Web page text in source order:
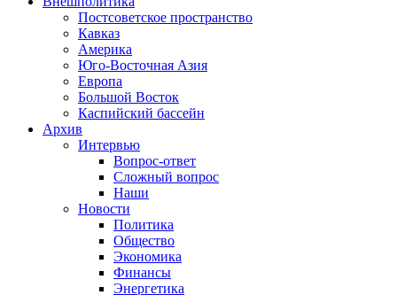
Постсоветское пространство
Кавказ
Америка
Юго-Восточная Азия
Европа
Большой Восток
Каспийский бассейн
Архив
Интервью
Вопрос-ответ
Сложный вопрос
Наши
Новости
Политика
Общество
Экономика
Финансы
Энергетика